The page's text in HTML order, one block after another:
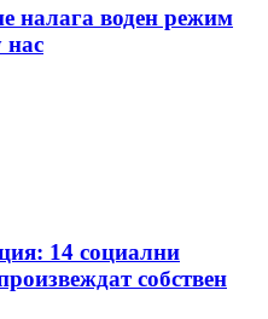
налага воден режим
нас
14 социални
собствен